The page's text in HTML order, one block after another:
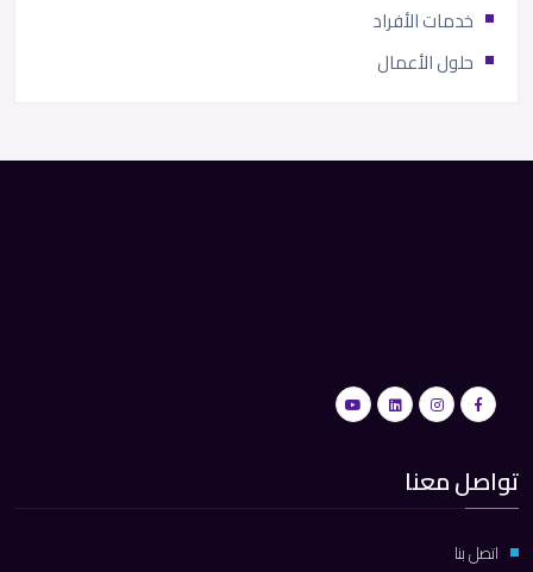
خدمات الأفراد
حلول الأعمال
تواصل معنا
اتصل بنا